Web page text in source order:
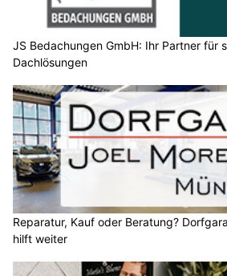
JS Bedachungen GmbH: Ihr Partner für
Dachlösungen
Reparatur, Kauf oder Beratung?
hilft weiter